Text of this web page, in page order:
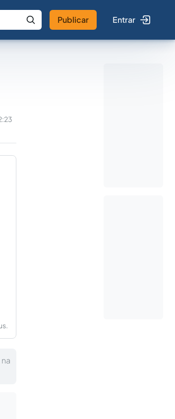
no Jus
Publicar Entrar